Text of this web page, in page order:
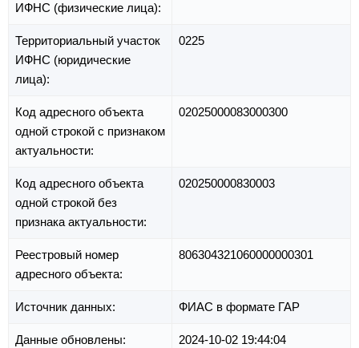
ИФНС (физические лица):
Территориальный участок
ИФНС (юридические
лица):
0225
Код адресного объекта
одной строкой с признаком
актуальности:
02025000083000300
Код адресного объекта
одной строкой без
признака актуальности:
020250000830003
Реестровый номер
адресного объекта:
806304321060000000301
Источник данных: ФИАС в формате ГАР
Данные обновлены: 2024-10-02 19:44:04